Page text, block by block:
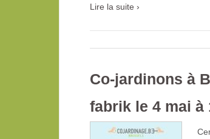
Lire la suite ›
Co-jardinons à
fabrik le 4 mai à